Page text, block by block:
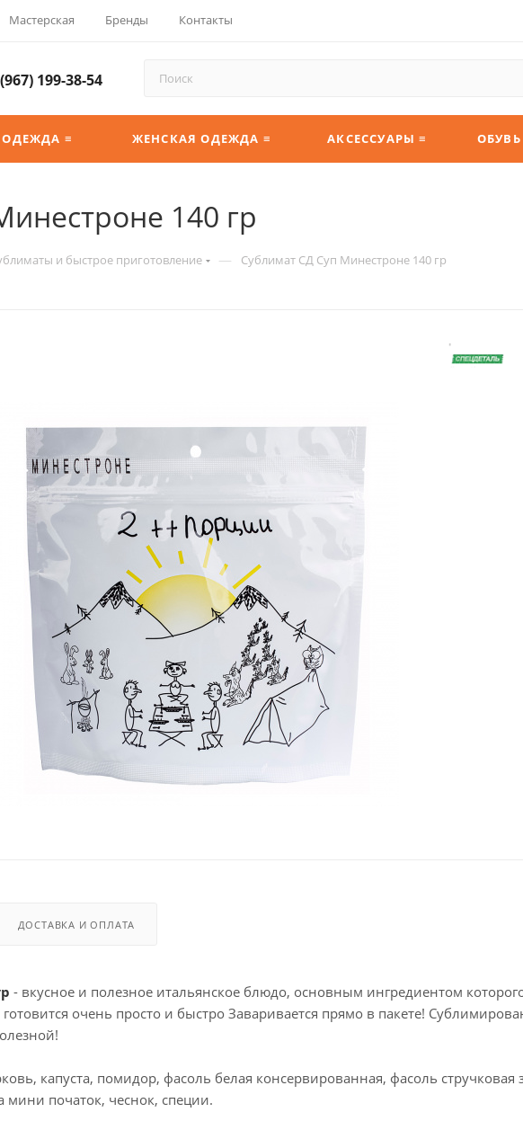
Мастерская Бренды Контакты
199-38-54
≡ ЖЕНСКАЯ ОДЕЖДА ≡ АКСЕССУАРЫ ≡ ОБУВЬ
140 гр
и быстрое приготовление — Сублимат СД Суп Минестроне 140 гр
ДОСТАВКА И ОПЛАТА
- вкусное и полезное итальянское блюдо, основным ингредиентом
очень просто и быстро Заваривается прямо в пакете!
капуста, помидор, фасоль белая консервированная, фасоль стручковая
мини початок, чеснок, специи.